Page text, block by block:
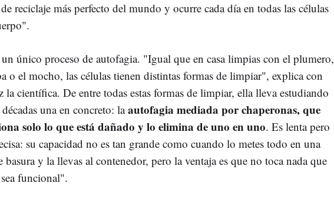
reciclaje más perfecto del mundo y ocurre cada día en todas las células
único proceso de autofagia. "Igual que en casa limpias con el plumero,
o el mocho, las células tienen distintas formas de limpiar", explica con
la científica. De entre todas estas formas de limpiar, ella lleva estudiando
una en concreto: laautofagia mediada por chaperonas, que
solo lo que está dañado y lo elimina de uno en uno. Es lenta pero
su capacidad no es tan grande como cuando lo metes todo en una
basura y la llevas al contenedor, pero la ventaja es que no toca nada que
funcional".